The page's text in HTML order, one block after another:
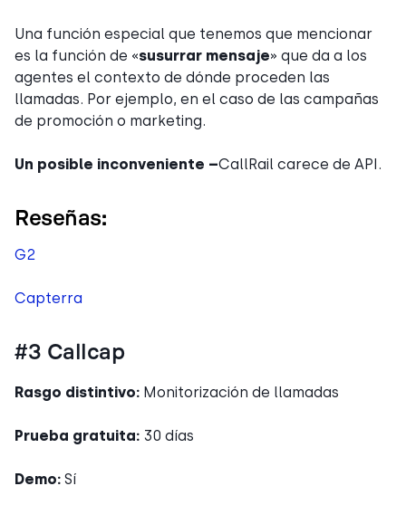
Una función especial que tenemos que mencionar
es la función de «susurrar mensaje» que da a los
agentes el contexto de dónde proceden las
llamadas. Por ejemplo, en el caso de las campañas
de promoción o marketing.
Un posible inconveniente –CallRail carece de API.
Reseñas:
G2
Capterra
#3 Callcap
Rasgo distintivo: Monitorización de llamadas
Prueba gratuita: 30 días
Demo: Sí